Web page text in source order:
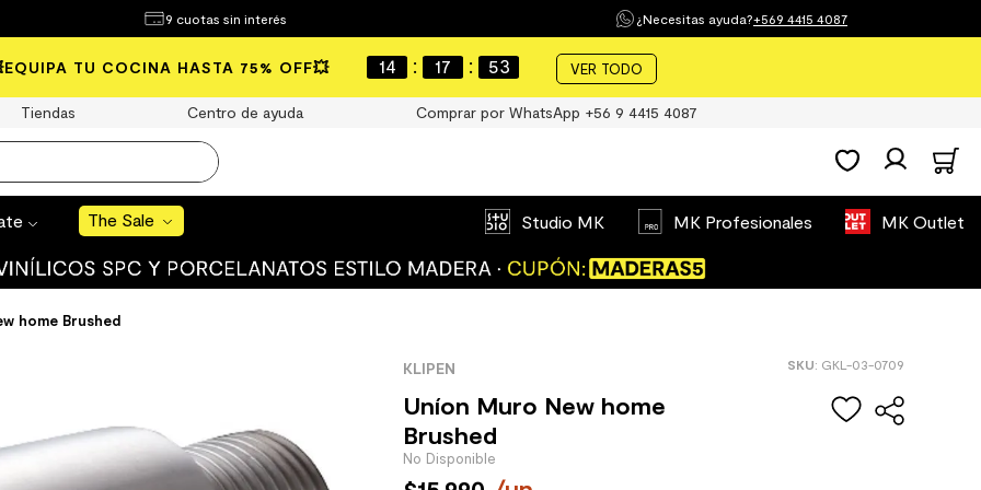
9 cuotas sin interés ¿Necesitas ayuda?+569 4415 4087
TU COCINA HASTA 75% OFF💥 14 : 17 : 53 VER TODO
Tiendas Centro de ayuda Comprar por WhatsApp +56 9 4415 4087
The Sale Studio MK MK Profesionales MK Outlet
Sale
¿Qué estás buscando?
home Brushed
KLIPEN : GKL-03-0709
Uníon Muro New home
Brushed